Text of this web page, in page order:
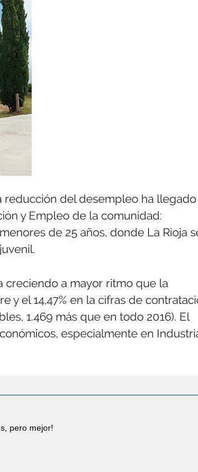
del desempleo ha llegado
y Empleo de la comunidad:
de 25 años, donde La Rioja
creciendo a mayor ritmo que la
y el 14,47% en la cifras de
1.469 más que en todo 2016). El
especialmente en
pero mejor!